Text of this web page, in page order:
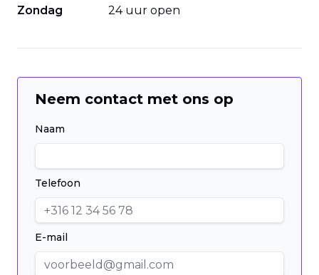
Zondag
24 uur open
Neem contact met ons op
Naam
Telefoon
E-mail